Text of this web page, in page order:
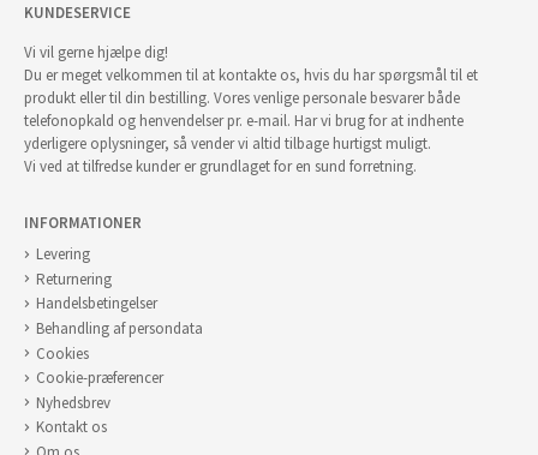
KUNDESERVICE
Vi vil gerne hjælpe dig!
Du er meget velkommen til at kontakte os, hvis du har spørgsmål til et
produkt eller til din bestilling. Vores venlige personale besvarer både
telefonopkald og henvendelser pr. e-mail. Har vi brug for at indhente
yderligere oplysninger, så vender vi altid tilbage hurtigst muligt.
Vi ved at tilfredse kunder er grundlaget for en sund forretning.
INFORMATIONER
Levering
Returnering
Handelsbetingelser
Behandling af persondata
Cookies
Cookie-præferencer
Nyhedsbrev
Kontakt os